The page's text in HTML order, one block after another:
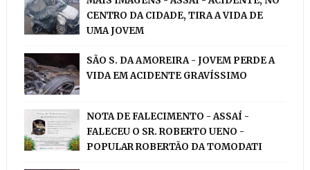
CENTRO DA CIDADE, TIRA A VIDA DE
UMA JOVEM
SÃO S. DA AMOREIRA - JOVEM PERDE A
VIDA EM ACIDENTE GRAVÍSSIMO
NOTA DE FALECIMENTO - ASSAÍ -
FALECEU O SR. ROBERTO UENO -
POPULAR ROBERTÃO DA TOMODATI